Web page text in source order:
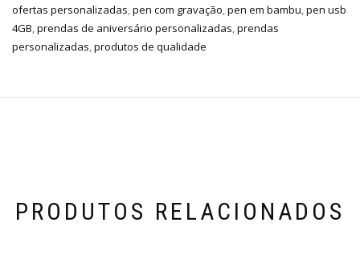
ofertas personalizadas,pen com gravação,pen em bambu,pen usb
4GB,prendas de aniversário personalizadas,prendas
personalizadas,produtos de qualidade
PRODUTOS RELACIONADOS